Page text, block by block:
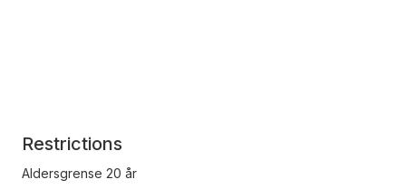
Restrictions
Aldersgrense 20 år